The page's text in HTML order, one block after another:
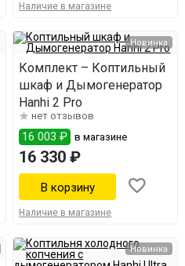
Наличие в магазине
Новинка
Комплект – Коптильный
шкаф и Дымогенератор
Hanhi 2 Pro
нет отзывов
16 003 ₽ в магазине
16 330 ₽
Наличие в магазине
Новинка